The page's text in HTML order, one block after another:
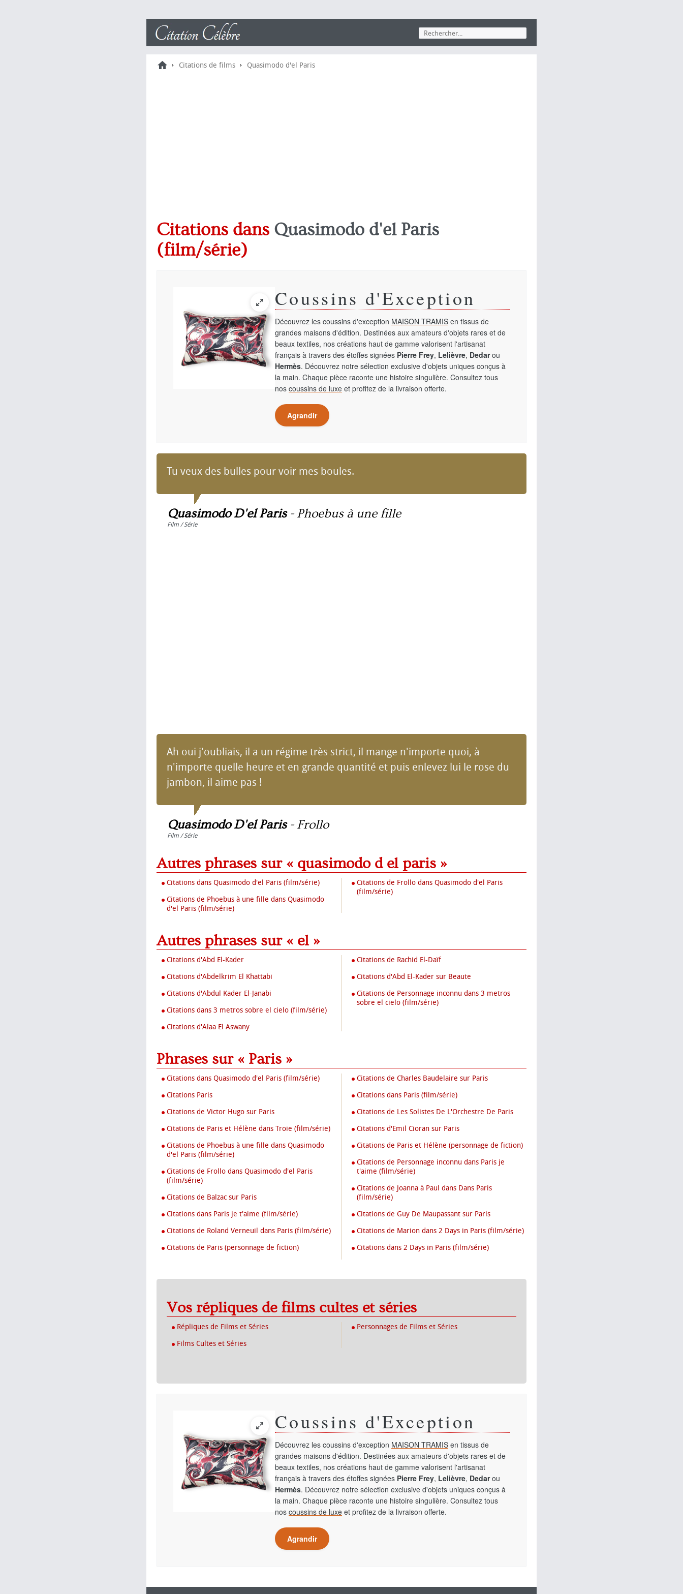
› Citations de films › Quasimodo d'el Paris
Citations dans Quasimodo d'el Paris
(film/série)
Coussins d'Exception
Découvrez les coussins d'exception MAISON TRAMIS en tissus de
grandes maisons d'édition. Destinées aux amateurs d'objets rares et de
beaux textiles, nos créations haut de gamme valorisent l'artisanat
français à travers des étoffes signées Pierre Frey, Lelièvre, Dedarou
Hermès. Découvrez notre sélection exclusive d'objets uniques conçus à
la main. Chaque pièce raconte une histoire singulière. Consultez tous
nos coussins de luxe et profitez de la livraison offerte.
Agrandir
Tu veux des bulles pour voir mes boules.
Quasimodo D'el Paris- Phoebus à une fille
Film / Série
Ah oui j'oubliais, il a un régime très strict, il mange n'importe quoi, à
n'importe quelle heure et en grande quantité et puis enlevez lui le rose du
jambon, il aime pas !
Quasimodo D'el Paris- Frollo
Film / Série
Autres phrases sur « quasimodo d el paris »
Citations dans Quasimodo d'el Paris (film/série)
Citations de Phoebus à une fille dans Quasimodo
d'el Paris (film/série)
Citations de Frollo dans Quasimodo d'el Paris
(film/série)
Autres phrases sur « el »
Citations d'Abd El-Kader
Citations d'Abdelkrim El Khattabi
Citations d'Abdul Kader El-Janabi
Citations dans 3 metros sobre el cielo (film/série)
Citations d'Alaa El Aswany
Citations de Rachid El-Daïf
Citations d'Abd El-Kader sur Beaute
Citations de Personnage inconnu dans 3 metros
sobre el cielo (film/série)
Phrases sur « Paris »
Citations dans Quasimodo d'el Paris (film/série)
Citations Paris
Citations de Victor Hugo sur Paris
Citations de Paris et Hélène dans Troie (film/série)
Citations de Phoebus à une fille dans Quasimodo
d'el Paris (film/série)
Citations de Frollo dans Quasimodo d'el Paris
(film/série)
Citations de Balzac sur Paris
Citations dans Paris je t'aime (film/série)
Citations de Roland Verneuil dans Paris (film/série)
Citations de Paris (personnage de fiction)
Citations de Charles Baudelaire sur Paris
Citations dans Paris (film/série)
Citations de Les Solistes De L'Orchestre De Paris
Citations d'Emil Cioran sur Paris
Citations de Paris et Hélène (personnage de fiction)
Citations de Personnage inconnu dans Paris je
t'aime (film/série)
Citations de Joanna à Paul dans Dans Paris
(film/série)
Citations de Guy De Maupassant sur Paris
Citations de Marion dans 2 Days in Paris (film/série)
Citations dans 2 Days in Paris (film/série)
Vos répliques de films cultes et séries
Répliques de Films et Séries
Films Cultes et Séries
Personnages de Films et Séries
Coussins d'Exception
Découvrez les coussins d'exception MAISON TRAMIS en tissus de
grandes maisons d'édition. Destinées aux amateurs d'objets rares et de
beaux textiles, nos créations haut de gamme valorisent l'artisanat
français à travers des étoffes signées Pierre Frey, Lelièvre, Dedarou
Hermès. Découvrez notre sélection exclusive d'objets uniques conçus à
la main. Chaque pièce raconte une histoire singulière. Consultez tous
nos coussins de luxe et profitez de la livraison offerte.
Agrandir